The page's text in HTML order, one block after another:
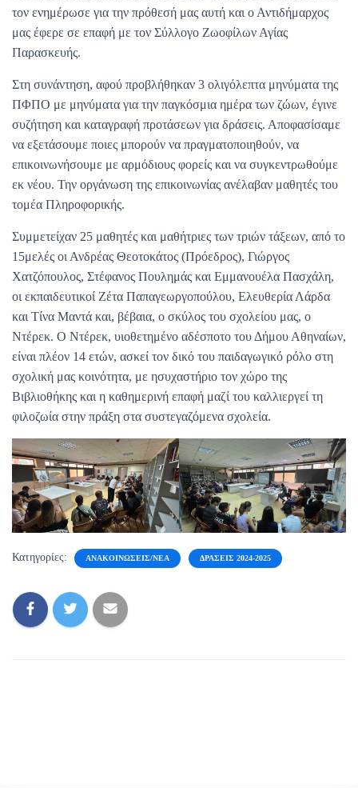
τον ενημέρωσε για την πρόθεσή μας αυτή και ο Αντιδήμαρχος
μας έφερε σε επαφή με τον Σύλλογο Ζωοφίλων Αγίας
Παρασκευής.
Στη συνάντηση, αφού προβλήθηκαν 3 ολιγόλεπτα μηνύματα της
ΠΦΠΟ με μηνύματα για την παγκόσμια ημέρα των ζώων, έγινε
συζήτηση και καταγραφή προτάσεων για δράσεις. Αποφασίσαμε
να εξετάσουμε ποιες μπορούν να πραγματοποιηθούν, να
επικοινωνήσουμε με αρμόδιους φορείς και να συγκεντρωθούμε
εκ νέου. Την οργάνωση της επικοινωνίας ανέλαβαν μαθητές του
τομέα Πληροφορικής.
Συμμετείχαν 25 μαθητές και μαθήτριες των τριών τάξεων, από το
15μελές οι Ανδρέας Θεοτοκάτος (Πρόεδρος), Γιώργος
Χατζόπουλος, Στέφανος Πουλημάς και Εμμανουέλα Πασχάλη,
οι εκπαιδευτικοί Ζέτα Παπαγεωργοπούλου, Ελευθερία Λάρδα
και Τίνα Μαντά και, βέβαια, ο σκύλος του σχολείου μας, ο
Ντέρεκ. Ο Ντέρεκ, υιοθετημένο αδέσποτο του Δήμου Αθηναίων,
είναι πλέον 14 ετών, ασκεί τον δικό του παιδαγωγικό ρόλο στη
σχολική μας κοινότητα, με ησυχαστήριο τον χώρο της
Βιβλιοθήκης και η καθημερινή επαφή μαζί του καλλιεργεί τη
φιλοζωία στην πράξη στα συστεγαζόμενα σχολεία.
Κατηγορίες: ΑΝΑΚΟΙΝΏΣΕΙΣ/ΝΈΑ ΔΡΆΣΕΙΣ 2024-2025